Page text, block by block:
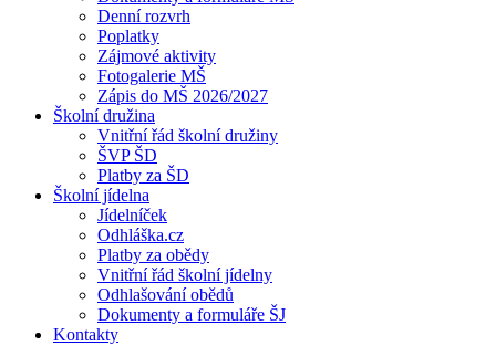
Denní rozvrh
Poplatky
Zájmové aktivity
Fotogalerie MŠ
Zápis do MŠ 2026/2027
Školní družina
Vnitřní řád školní družiny
ŠVP ŠD
Platby za ŠD
Školní jídelna
Jídelníček
Odhláška.cz
Platby za obědy
Vnitřní řád školní jídelny
Odhlašování obědů
Dokumenty a formuláře ŠJ
Kontakty